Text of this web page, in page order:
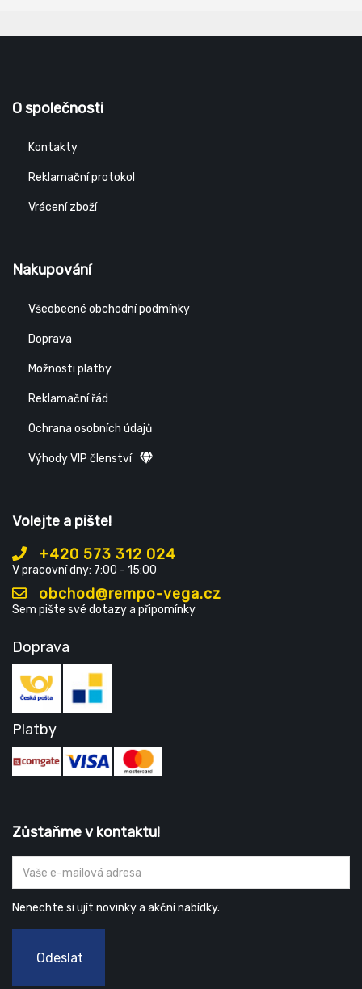
O společnosti
Kontakty
Reklamační protokol
Vrácení zboží
Nakupování
Všeobecné obchodní podmínky
Doprava
Možnosti platby
Reklamační řád
Ochrana osobních údajů
Výhody VIP členství
Volejte a pište!
+420 573 312 024
V pracovní dny: 7:00 - 15:00
obchod@rempo-vega.cz
Sem pište své dotazy a připomínky
Doprava
Platby
Zůstaňme v kontaktu!
Nenechte si ujít novinky a akční nabídky.
Odeslat